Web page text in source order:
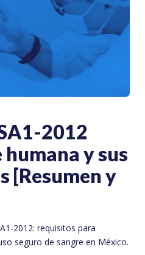
2012
y sus
[Resumen y
2012: requisitos para
seguro de sangre en México.